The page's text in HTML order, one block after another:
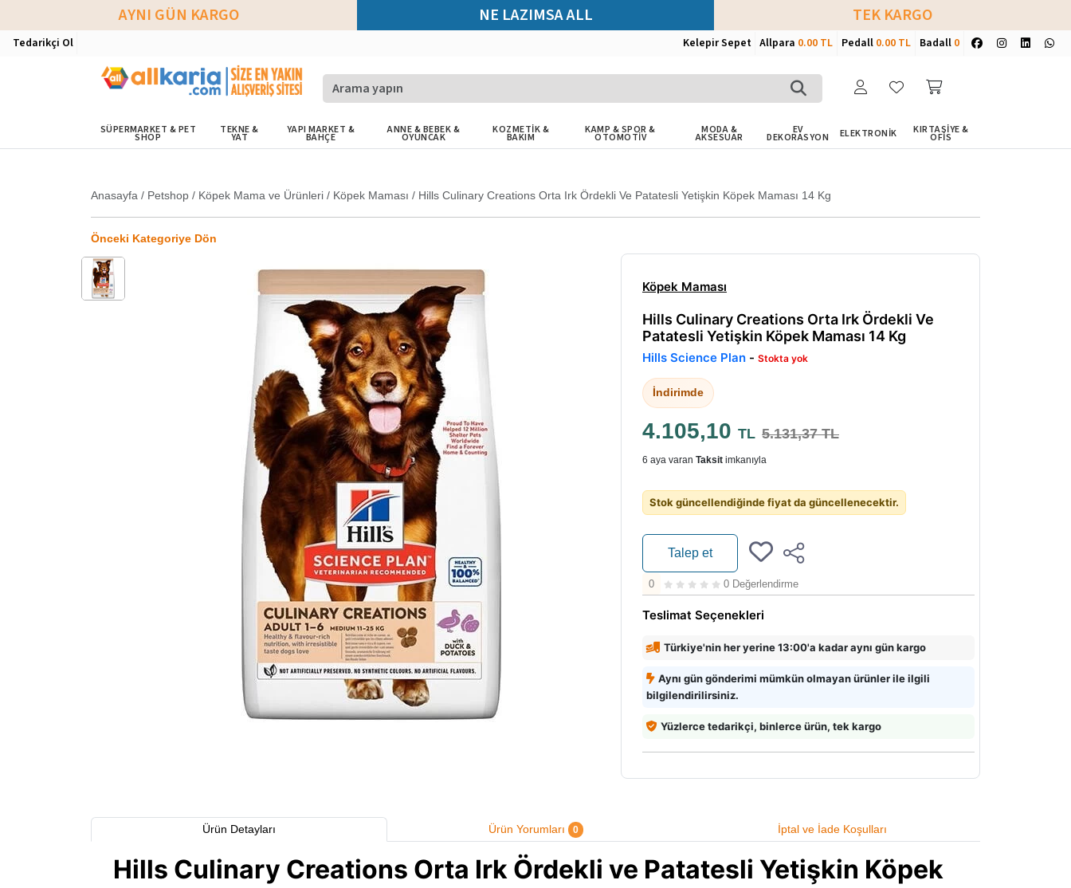
AYNI GÜN KARGO NE LAZIMSA ALL TEK KARGO
Tedarikçi Ol Kelepir Sepet Allpara 0.00 TL Pedall 0.00 TL Badall 0
SÜPERMARKET & PET
SHOP
TEKNE &
YAT
YAPI MARKET &
BAHÇE
ANNE & BEBEK &
OYUNCAK
KOZMETİK &
BAKIM
KAMP & SPOR &
OTOMOTİV
MODA &
AKSESUAR
EV
DEKORASYON ELEKTRONİK KIRTASİYE &
OFİS
Anasayfa / Petshop / Köpek Mama ve Ürünleri / Köpek Maması / Hills Culinary Creations Orta Irk Ördekli Ve Patatesli Yetişkin Köpek Maması 14 Kg
Önceki Kategoriye Dön
Köpek Maması
Hills Culinary Creations Orta Irk Ördekli Ve
Patatesli Yetişkin Köpek Maması 14 Kg
Hills Science Plan - Stokta yok
İndirimde
4.105,10 TL 5.131,37 TL
6 aya varan Taksit imkanıyla
Stok güncellendiğinde fiyat da güncellenecektir.
Talep et
0 0 Değerlendirme
Teslimat Seçenekleri
Türkiye'nin her yerine 13:00'a kadar aynı gün kargo
Aynı gün gönderimi mümkün olmayan ürünler ile ilgili
bilgilendirilirsiniz.
Yüzlerce tedarikçi, binlerce ürün, tek kargo
Ürün Detayları Ürün Yorumları 0 İptal ve İade Koşulları
Hills Culinary Creations Orta Irk Ördekli ve Patatesli Yetişkin Köpek